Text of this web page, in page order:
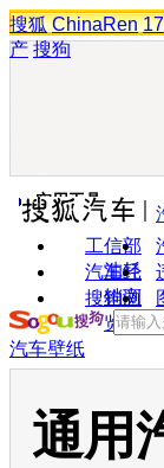
搜狐 ChinaRen
产 搜狗
实用工具
工信部
油耗
汽车经
销商
搜狗浏
览器
汽车壁纸
通用